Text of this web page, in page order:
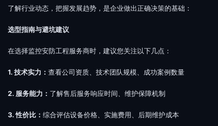
了解行业动态，把握发展趋势，是企业做出正确决策的基础：
选型指南与避坑建议
在选择监控安防工程服务商时，建议您关注以下几点：
1. 技术实力： 查看公司资质、技术团队规模、成功案例数量
2. 服务能力： 了解售后服务响应时间、维护保障机制
3. 性价比： 综合评估设备价格、实施费用、后期维护成本